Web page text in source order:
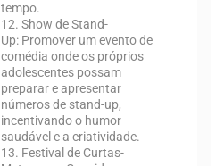
tempo.
12. Show de Stand-
Up: Promover um evento de
comédia onde os próprios
adolescentes possam
preparar e apresentar
números de stand-up,
incentivando o humor
saudável e a criatividade.
13. Festival de Curtas-